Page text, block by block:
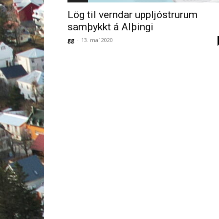
Lög til verndar uppljóstrurum
samþykkt á Alþingi
gg - 13. maí 2020